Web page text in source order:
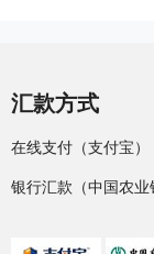
汇款方式
在线支付（支付宝）
银行汇款（中国农业